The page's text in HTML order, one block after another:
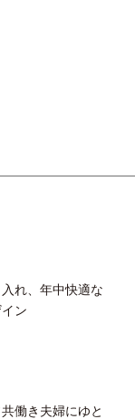
れ、年中快適な
ン
働き夫婦にゆと